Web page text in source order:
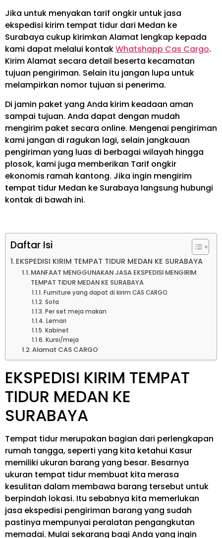
Jika untuk menyakan tarif ongkir untuk jasa
ekspedisi kirim tempat tidur dari Medan ke
Surabaya cukup kirimkan Alamat lengkap kepada
kami dapat melalui kontakWhatshapp Cas Cargo.
Kirim Alamat secara detail beserta kecamatan
tujuan pengiriman. Selain itu jangan lupa untuk
melampirkan nomor tujuan si penerima.
Di jamin paket yang Anda kirim keadaan aman
sampai tujuan. Anda dapat dengan mudah
mengirim paket secara online. Mengenai pengiriman
kami jangan di ragukan lagi, selain jangkauan
pengiriman yang luas di berbagai wilayah hingga
plosok, kami juga memberikan Tarif ongkir
ekonomis ramah kantong. Jika ingin mengirim
tempat tidur Medan ke Surabaya langsung hubungi
kontak di bawah ini.
Daftar Isi
EKSPEDISI KIRIM TEMPAT TIDUR MEDAN KE SURABAYA
MANFAAT MENGGUNAKAN JASA EKSPEDISI MENGIRIM
TEMPAT TIDUR MEDAN KE SURABAYA
Furniture yang dapat di kirim CAS CARGO
Sofa
Per set meja makan
Lemari
Kabinet
Kursi/meja
Alamat CAS CARGO
EKSPEDISI KIRIM TEMPAT
TIDUR MEDAN KE
SURABAYA
Tempat tidur merupakan bagian dari perlengkapan
rumah tangga, seperti yang kita ketahui Kasur
memiliki ukuran barang yang besar. Besarnya
ukuran tempat tidur membuat kita merasa
kesulitan dalam membawa barang tersebut untuk
berpindah lokasi. Itu sebabnya kita memerlukan
jasa ekspedisi pengiriman barang yang sudah
pastinya mempunyai peralatan pengangkutan
memadai. Mulai sekarang bagi Anda yang ingin